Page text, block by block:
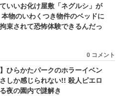
いいお化け屋敷「ネグルシ」が
物のいわくつき物件のベッドに
束されて恐怖体験できるんだっ
0 コメント
】ひらかたパークのホラーイベン
しか感じられない!! 殺人ピエロ
夜の園内で謎解き